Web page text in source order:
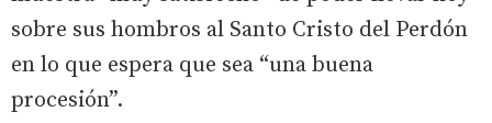
sobre sus hombros al Santo Cristo del Perdón
en lo que espera que sea “una buena
procesión”.